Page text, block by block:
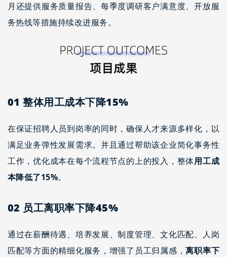
月还提供服务质量报告、每季度调研客户满意度、开放服
务热线等措施持续改进服务。
01 整体用工成本下降15%
在保证招聘人员到岗率的同时，确保人才来源多样化，以
满足业务弹性发展需求。并且通过帮助该企业简化事务性
工作，优化成本在每个流程节点的上的投入，整体用工成
本降低了15%。
02 员工离职率下降45%
通过在薪酬待遇、培养发展、制度管理、文化匹配、人岗
匹配等方面的精细化服务，增强了员工归属感，离职率下